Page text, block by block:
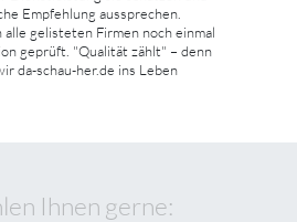
Empfehlung aussprechen.
gelisteten Firmen noch einmal
geprüft. "Qualität zählt" – denn
da-schau-her.de ins Leben
Ihnen gerne: